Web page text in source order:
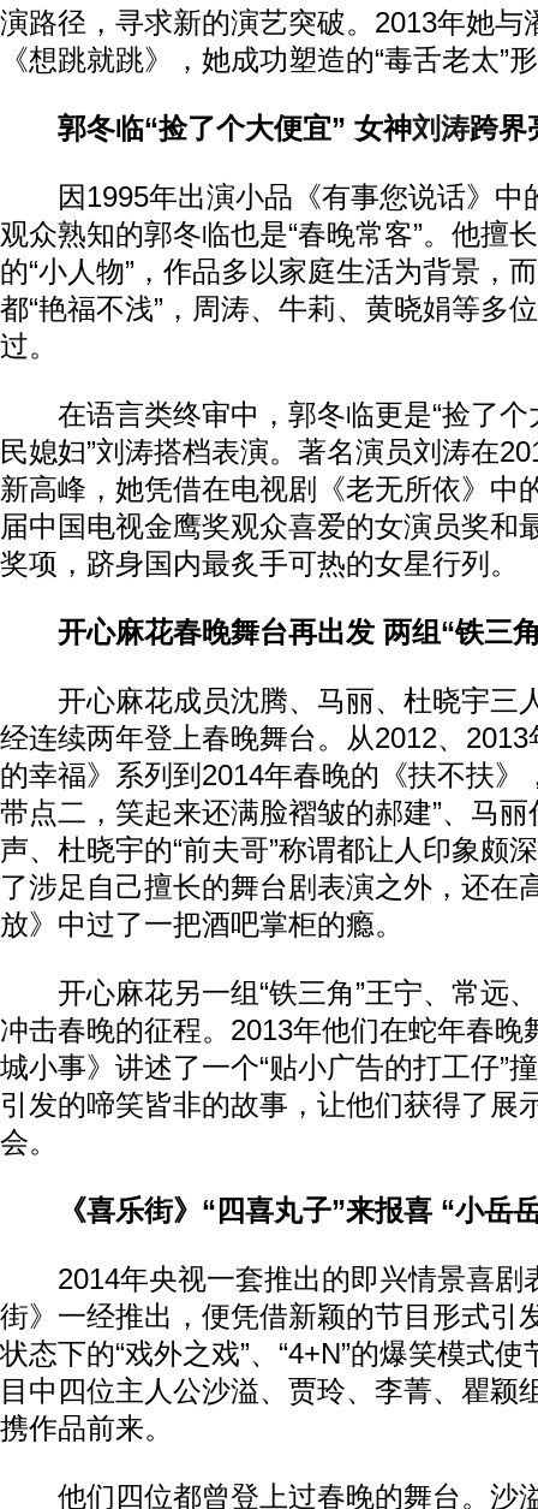
演路径，寻求新的演艺突破。2013年她与
《想跳就跳》，她成功塑造的“毒舌老太”
郭冬临“捡了个大便宜” 女神刘涛跨界
因1995年出演小品《有事您说话》中
观众熟知的郭冬临也是“春晚常客”。他擅
的“小人物”，作品多以家庭生活为背景，
都“艳福不浅”，周涛、牛莉、黄晓娟等多
过。
在语言类终审中，郭冬临更是“捡了个
民媳妇”刘涛搭档表演。著名演员刘涛在
新高峰，她凭借在电视剧《老无所依》中
届中国电视金鹰奖观众喜爱的女演员奖和
奖项，跻身国内最炙手可热的女星行列。
开心麻花春晚舞台再出发 两组“铁三
开心麻花成员沈腾、马丽、杜晓宇三人
经连续两年登上春晚舞台。从2012、
的幸福》系列到2014年春晚的《扶不扶》
带点二，笑起来还满脸褶皱的郝建”、马
声、杜晓宇的“前夫哥”称谓都让人印象颇
了涉足自己擅长的舞台剧表演之外，还在
放》中过了一把酒吧掌柜的瘾。
开心麻花另一组“铁三角”王宁、常远
冲击春晚的征程。2013年他们在蛇年春晚
城小事》讲述了一个“贴小广告的打工仔”
引发的啼笑皆非的故事，让他们获得了展
会。
《喜乐街》“四喜丸子”来报喜 “小岳
2014年央视一套推出的即兴情景喜剧
街》一经推出，便凭借新颖的节目形式引
状态下的“戏外之戏”、“4+N”的爆笑模式
目中四位主人公沙溢、贾玲、李菁、瞿颖
携作品前来。
他们四位都曾登上过春晚的舞台。沙